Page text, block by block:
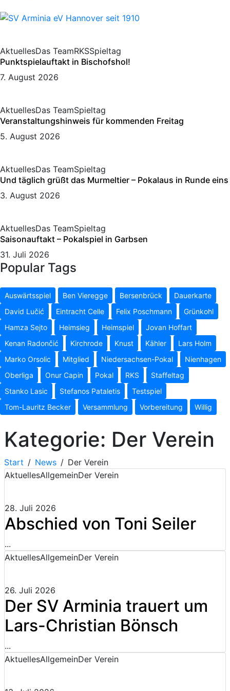
AktuellesDas TeamRKSSpieltag
Punktspielauftakt in Bischofshol!
7. August 2026
AktuellesDas TeamSpieltag
Veranstaltungshinweis für kommenden Freitag
5. August 2026
AktuellesDas TeamSpieltag
Und täglich grüßt das Murmeltier – Pokalaus in Runde eins
3. August 2026
AktuellesDas TeamSpieltag
Saisonauftakt – Pokalspiel in Garbsen
31. Juli 2026
Popular Tags
Auswärtsspiel Ben Vieregge Bersenbrück
Dauerkarte
David Lučić
Eintracht Celle Felix Poschmann
Grünkohl
Hamza Sejto
Heimsieg Heimspiel
Jovan Hoffart
Kenan Radončić
Kirchrode Knust Kähler
Lars Holm
Marko Orsolic
Mitglied Niedersachsen-Pokal
Nienhagen
Oberliga
Onur Capin Pokal RKS
Staffeltag
Stanko Lasic
Stefanos Pataletis
Testspiel
Tom-Lauritz Becker
Versammlung Vorbereitung Willig
Kategorie: Der Verein
Start News
Der Verein
AktuellesAllgemeinDer Verein
28. Juli 2026
Abschied von Toni Seiler
...
AktuellesAllgemeinDer Verein
26. Juli 2026
Der SV Arminia trauert um
Lars-Christian Bönsch
...
AktuellesAllgemeinDer Verein